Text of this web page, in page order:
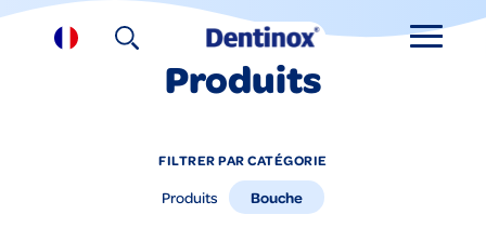
Produits
FILTRER PAR CATÉGORIE
Produits Bouche